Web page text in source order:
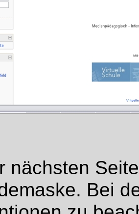
nächsten
Bei